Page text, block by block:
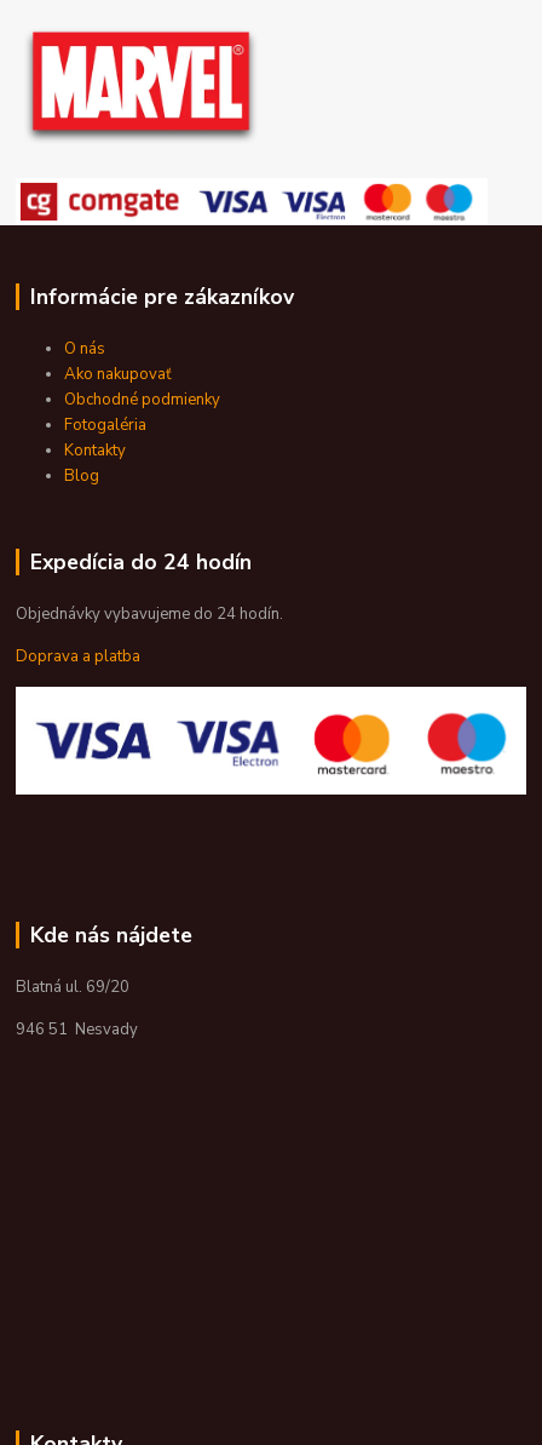
Informácie pre zákazníkov
O nás
Ako nakupovať
Obchodné podmienky
Fotogaléria
Kontakty
Blog
Expedícia do 24 hodín
Objednávky vybavujeme do 24 hodín.
Doprava a platba
Kde nás nájdete
Blatná ul. 69/20
946 51 Nesvady